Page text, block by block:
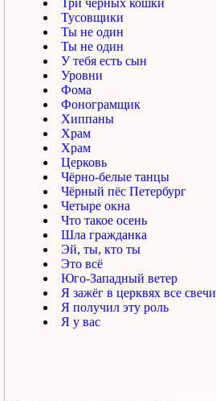
Тусовщики
Ты не один
Ты не один
У тебя есть сын
Уровни
Фома
Фонограмщик
Хиппаны
Храм
Храм
Церковь
Чёрно-белые танцы
Чёрный пёс Петербург
Четыре окна
Что такое осень
Шла гражданка
Эй, ты, кто ты
Это всё
Юго-Западный ветер
Я зажёг в церквях все свечи
Я получил эту роль
Я у вас